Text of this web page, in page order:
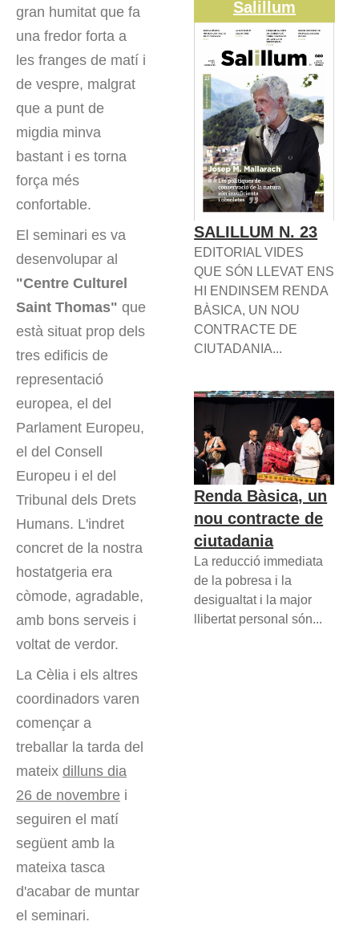
gran humitat que fa
una fredor forta a
les franges de matí i
de vespre, malgrat
que a punt de
migdia minva
bastant i es torna
força més
confortable.
El seminari es va
desenvolupar al
"Centre Culturel
Saint Thomas" que
està situat prop dels
tres edificis de
representació
europea, el del
Parlament Europeu,
el del Consell
Europeu i el del
Tribunal dels Drets
Humans. L'indret
concret de la nostra
hostatgeria era
còmode, agradable,
amb bons serveis i
voltat de verdor.
La Cèlia i els altres
coordinadors varen
començar a
treballar la tarda del
mateix dilluns dia
26 de novembre i
seguiren el matí
següent amb la
mateixa tasca
d'acabar de muntar
el seminari.
Salillum
SALILLUM N. 23
EDITORIAL VIDES
QUE SÓN LLEVAT ENS
HI ENDINSEM RENDA
BÀSICA, UN NOU
CONTRACTE DE
CIUTADANIA...
Renda Bàsica, un
nou contracte de
ciutadania
La reducció immediata
de la pobresa i la
desigualtat i la major
llibertat personal són...